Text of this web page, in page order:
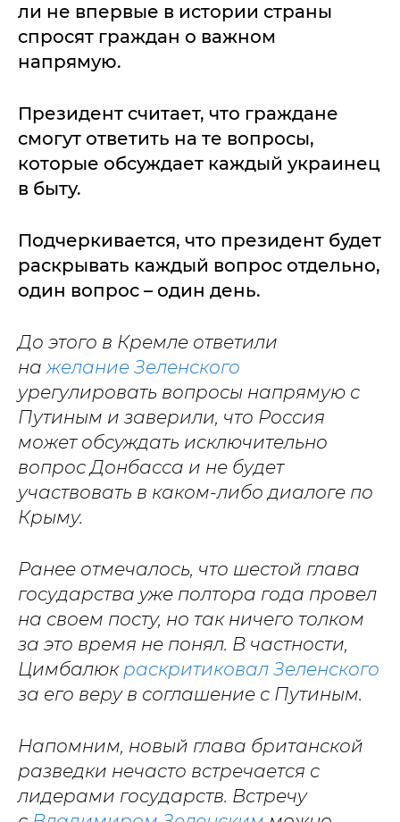
ли не впервые в истории страны
спросят граждан о важном
напрямую.
Президент считает, что граждане
смогут ответить на те вопросы,
которые обсуждает каждый украинец
в быту.
Подчеркивается, что президент будет
раскрывать каждый вопрос отдельно,
один вопрос – один день.
До этого в Кремле ответили
нажелание Зеленского
урегулировать вопросы напрямую с
Путиным и заверили, что Россия
может обсуждать исключительно
вопрос Донбасса и не будет
участвовать в каком-либо диалоге по
Крыму.
Ранее отмечалось, что шестой глава
государства уже полтора года провел
на своем посту, но так ничего толком
за это время не понял. В частности,
Цимбалюк раскритиковал Зеленского
за его веру в соглашение с Путиным.
Напомним, новый глава британской
разведки нечасто встречается с
лидерами государств. Встречу